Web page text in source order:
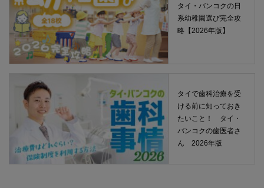
タイ・バンコクの日
系幼稚園選び完全攻
略【2026年版】
タイで歯科治療を受
ける前に知っておき
たいこと！ タイ・
バンコクの歯医者さ
ん 2026年版